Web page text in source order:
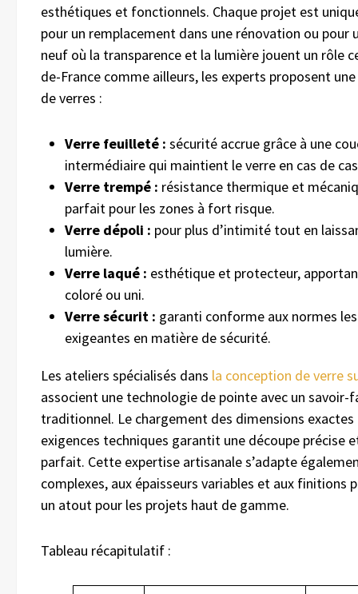
esthétiques et fonctionnels. Chaque projet est
pour un remplacement dans une rénovation ou pour
neuf où la transparence et la lumière jouent un rôle
de-France comme ailleurs, les experts proposent
de verres :
Verre feuilleté : sécurité accrue grâce à une
intermédiaire qui maintient le verre en cas de
Verre trempé : résistance thermique et
parfait pour les zones à fort risque.
Verre dépoli : pour plus d’intimité tout en
lumière.
Verre laqué : esthétique et protecteur,
coloré ou uni.
Verre sécurit : garanti conforme aux normes
exigeantes en matière de sécurité.
Les ateliers spécialisés dans la conception de verre
associent une technologie de pointe avec un savoir-
traditionnel. Le chargement des dimensions exactes
exigences techniques garantit une découpe précise
parfait. Cette expertise artisanale s’adapte
complexes, aux épaisseurs variables et aux finitions
un atout pour les projets haut de gamme.
Tableau récapitulatif :